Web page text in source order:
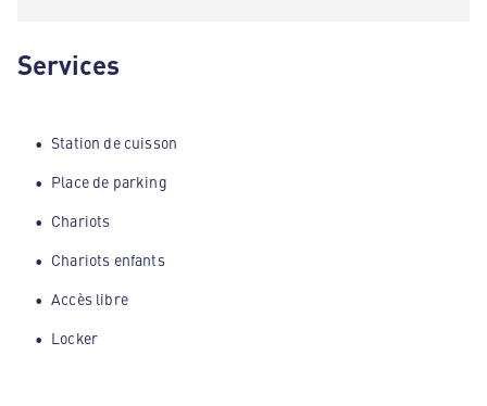
Services
Station de cuisson
Place de parking
Chariots
Chariots enfants
Accès libre
Locker